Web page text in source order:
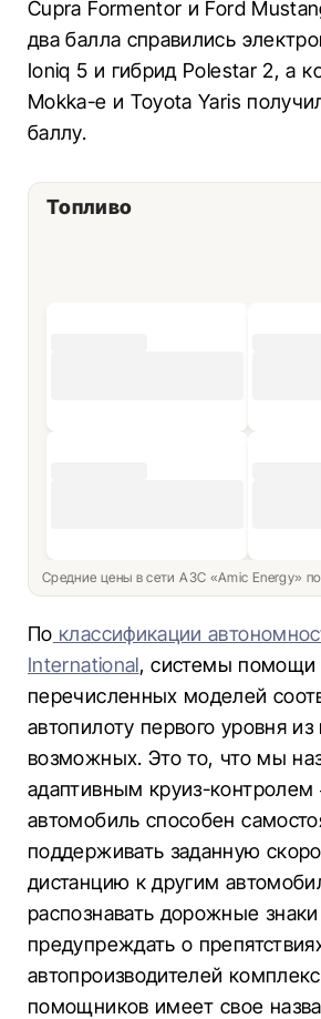
Cupra Formentor и Ford
два балла справились
Ioniq 5 и гибрид Polestar 2, а
Mokka-e и Toyota Yaris
баллу.
Топливо
Средние цены в сети АЗС «Amic Energy»
По классификации
International, системы помощи
перечисленных моделей
автопилоту первого уровня из
возможных. Это то, что мы
адаптивным круиз-контролем
автомобиль способен
поддерживать заданную
дистанцию к другим
распознавать дорожные
предупреждать о
автопроизводителей
помощников имеет свое